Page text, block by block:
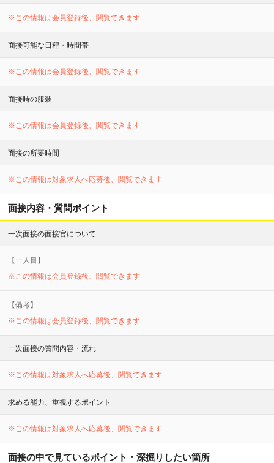
※この情報は会員登録後、閲覧できます
面接可能な日程・時間帯
※この情報は会員登録後、閲覧できます
面接時の服装
※この情報は会員登録後、閲覧できます
面接の所要時間
※この情報は対象求人へ応募後、閲覧できます
面接内容・質問ポイント
一次面接の面接官について
【一人目】
※この情報は会員登録後、閲覧できます
【備考】
※この情報は会員登録後、閲覧できます
一次面接の質問内容・流れ
※この情報は対象求人へ応募後、閲覧できます
求める能力、重視するポイント
※この情報は対象求人へ応募後、閲覧できます
面接の中で見ているポイント・深掘りしたい箇所